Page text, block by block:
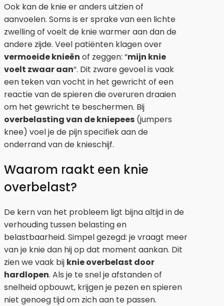
Ook kan de knie er anders uitzien of
aanvoelen. Soms is er sprake van een lichte
zwelling of voelt de knie warmer aan dan de
andere zijde. Veel patiënten klagen over
vermoeide knieën of zeggen: “mijn knie
voelt zwaar aan“. Dit zware gevoel is vaak
een teken van vocht in het gewricht of een
reactie van de spieren die overuren draaien
om het gewricht te beschermen. Bij
overbelasting van de kniepees (jumpers
knee) voel je de pijn specifiek aan de
onderrand van de knieschijf.
Waarom raakt een knie
overbelast?
De kern van het probleem ligt bijna altijd in de
verhouding tussen belasting en
belastbaarheid. Simpel gezegd: je vraagt meer
van je knie dan hij op dat moment aankan. Dit
zien we vaak bij knie overbelast door
hardlopen. Als je te snel je afstanden of
snelheid opbouwt, krijgen je pezen en spieren
niet genoeg tijd om zich aan te passen.